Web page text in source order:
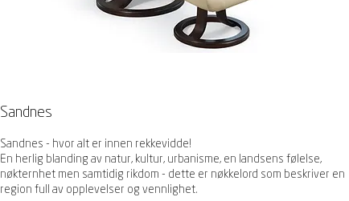
Sandnes
Sandnes - hvor alt er innen rekkevidde!
En herlig blanding av natur, kultur, urbanisme, en landsens følelse,
nøkternhet men samtidig rikdom - dette er nøkkelord som beskriver en
region full av opplevelser og vennlighet.